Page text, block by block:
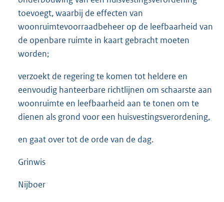
toevoegt, waarbij de effecten van
woonruimtevoorraadbeheer op de leefbaarheid van
de openbare ruimte in kaart gebracht moeten
worden;
verzoekt de regering te komen tot heldere en
eenvoudig hanteerbare richtlijnen om schaarste aan
woonruimte en leefbaarheid aan te tonen om te
dienen als grond voor een huisvestingsverordening,
en gaat over tot de orde van de dag.
Grinwis
Nijboer